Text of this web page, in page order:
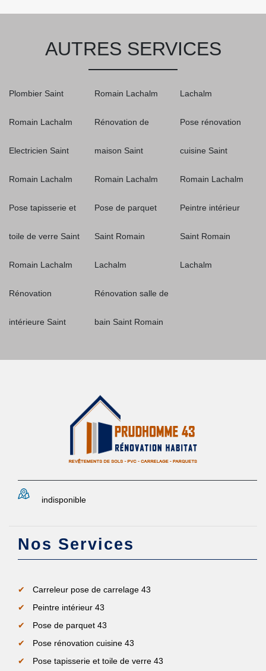
AUTRES SERVICES
Plombier Saint
Romain Lachalm
Electricien Saint
Romain Lachalm
Pose tapisserie et
toile de verre Saint
Romain Lachalm
Rénovation
intérieure Saint
Romain Lachalm
Rénovation de
maison Saint
Romain Lachalm
Pose de parquet
Saint Romain
Lachalm
Rénovation salle de
bain Saint Romain
Lachalm
Pose rénovation
cuisine Saint
Romain Lachalm
Peintre intérieur
Saint Romain
Lachalm
indisponible
Nos Services
Carreleur pose de carrelage 43
Peintre intérieur 43
Pose de parquet 43
Pose rénovation cuisine 43
Pose tapisserie et toile de verre 43